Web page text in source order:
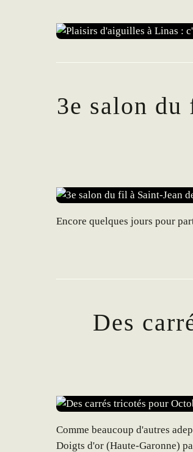
3e salon
Encore quelques jours pour
Des
Comme beaucoup d'autres
Doigts d'or (Haute-Garonne)